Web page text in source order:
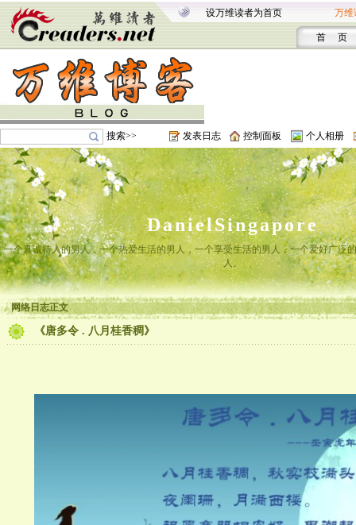
设万维读者为首页 万维
首 页
搜索>> 发表日志 控制面板 个人相册
DanielSingapore
一个真诚待人的男人，一个热爱生活的男人，一个享受生活的男人，一个爱好广泛
人。
网络日志正文
《唐多令 . 八月桂香稠》